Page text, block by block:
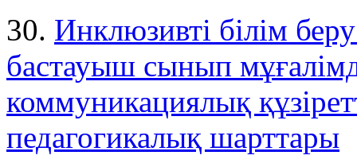
30. Инклюзивті білім
бастауыш сынып
коммуникациялық
педагогикалық шарттары